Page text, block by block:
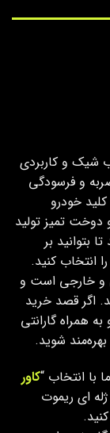
شیک و کاربردی
و فرسودگی
خودرو
تمیز تولید
بتوانید بر
انتخاب کنید.
و خارجی است و
اگر قصد خرید
همراه گارانتی
شوید.
با انتخاب “کاور
ای ریموت